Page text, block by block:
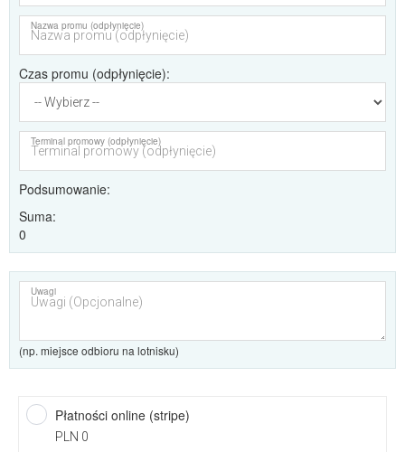
Nazwa promu (odpłynięcie)
Czas promu (odpłynięcie)
Terminal promowy (odpłynięcie)
Podsumowanie
Suma
0
Uwagi
(np. miejsce odbioru na lotnisku)
Płatności online (stripe)
PLN 0